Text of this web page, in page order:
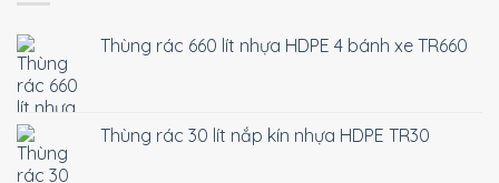
Thùng rác 660 lít nhựa HDPE 4 bánh xe TR660
Thùng rác 30 lít nắp kín nhựa HDPE TR30